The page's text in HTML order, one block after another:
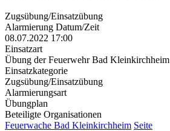
Zugsübung/Einsatzübung
Alarmierung Datum/Zeit
08.07.2022 17:00
Einsatzart
Übung der Feuerwehr Bad Kleinkirchheim
Einsatzkategorie
Zugsübung/Einsatzübung
Alarmierungsart
Übungplan
Beteiligte Organisationen
Feuerwache Bad Kleinkirchheim Seite